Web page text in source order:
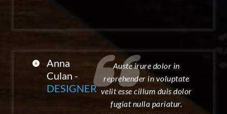
Anna
Culan -
DESIGNER
Auste irure dolor in
reprehender in voluptate
velit esse cillum duis dolor
fugiat nulla pariatur.